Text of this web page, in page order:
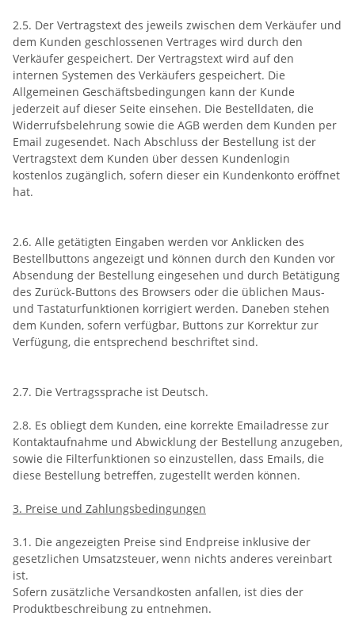
2.5. Der Vertragstext des jeweils zwischen dem Verkäufer und
dem Kunden geschlossenen Vertrages wird durch den
Verkäufer gespeichert. Der Vertragstext wird auf den
internen Systemen des Verkäufers gespeichert. Die
Allgemeinen Geschäftsbedingungen kann der Kunde
jederzeit auf dieser Seite einsehen. Die Bestelldaten, die
Widerrufsbelehrung sowie die AGB werden dem Kunden per
Email zugesendet. Nach Abschluss der Bestellung ist der
Vertragstext dem Kunden über dessen Kundenlogin
kostenlos zugänglich, sofern dieser ein Kundenkonto eröffnet
hat.
2.6. Alle getätigten Eingaben werden vor Anklicken des
Bestellbuttons angezeigt und können durch den Kunden vor
Absendung der Bestellung eingesehen und durch Betätigung
des Zurück-Buttons des Browsers oder die üblichen Maus-
und Tastaturfunktionen korrigiert werden. Daneben stehen
dem Kunden, sofern verfügbar, Buttons zur Korrektur zur
Verfügung, die entsprechend beschriftet sind.
2.7. Die Vertragssprache ist Deutsch.
2.8. Es obliegt dem Kunden, eine korrekte Emailadresse zur
Kontaktaufnahme und Abwicklung der Bestellung anzugeben,
sowie die Filterfunktionen so einzustellen, dass Emails, die
diese Bestellung betreffen, zugestellt werden können.
3. Preise und Zahlungsbedingungen
3.1. Die angezeigten Preise sind Endpreise inklusive der
gesetzlichen Umsatzsteuer, wenn nichts anderes vereinbart
ist.
Sofern zusätzliche Versandkosten anfallen, ist dies der
Produktbeschreibung zu entnehmen.